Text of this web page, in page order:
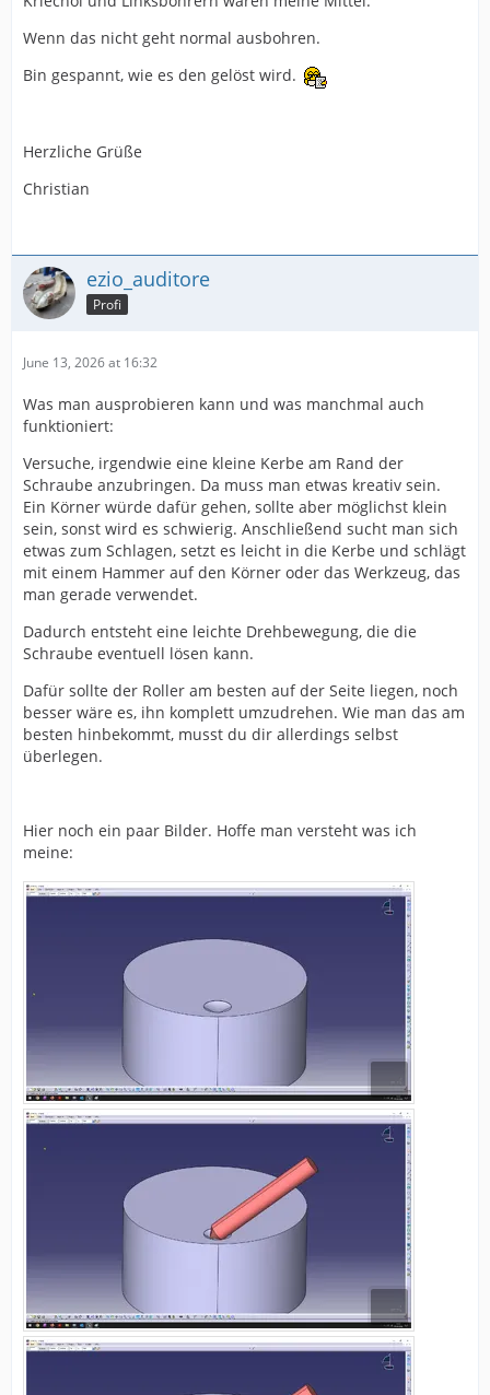
Wenn das nicht geht normal ausbohren.
Bin gespannt, wie es den gelöst wird.
Herzliche Grüße
Christian
ezio_auditore
Profi
June 13, 2026 at 16:32
Was man ausprobieren kann und was manchmal auch
funktioniert:
Versuche, irgendwie eine kleine Kerbe am Rand der
Schraube anzubringen. Da muss man etwas kreativ sein.
Ein Körner würde dafür gehen, sollte aber möglichst klein
sein, sonst wird es schwierig. Anschließend sucht man sich
etwas zum Schlagen, setzt es leicht in die Kerbe und schlägt
mit einem Hammer auf den Körner oder das Werkzeug, das
man gerade verwendet.
Dadurch entsteht eine leichte Drehbewegung, die die
Schraube eventuell lösen kann.
Dafür sollte der Roller am besten auf der Seite liegen, noch
besser wäre es, ihn komplett umzudrehen. Wie man das am
besten hinbekommt, musst du dir allerdings selbst
überlegen.
Hier noch ein paar Bilder. Hoffe man versteht was ich
meine: